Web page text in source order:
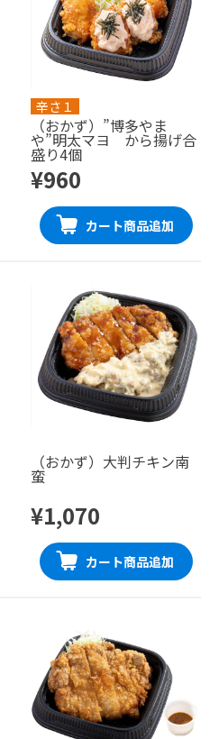
辛さ１
（おかず）”博多やま
や”明太マヨ から揚げ合
盛り4個
¥960
カート商品追加
（おかず）大判チキン南
蛮
¥1,070
カート商品追加